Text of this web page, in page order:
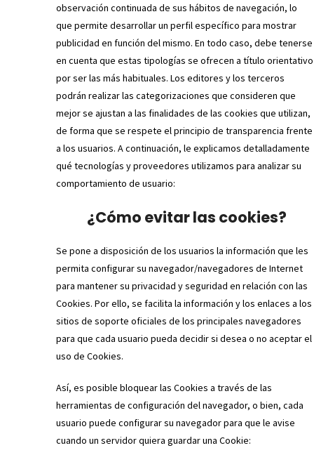
observación continuada de sus hábitos de navegación, lo
que permite desarrollar un perfil específico para mostrar
publicidad en función del mismo. En todo caso, debe tenerse
en cuenta que estas tipologías se ofrecen a título orientativo
por ser las más habituales. Los editores y los terceros
podrán realizar las categorizaciones que consideren que
mejor se ajustan a las finalidades de las cookies que utilizan,
de forma que se respete el principio de transparencia frente
a los usuarios. A continuación, le explicamos detalladamente
qué tecnologías y proveedores utilizamos para analizar su
comportamiento de usuario:
¿Cómo evitar las cookies?
Se pone a disposición de los usuarios la información que les
permita configurar su navegador/navegadores de Internet
para mantener su privacidad y seguridad en relación con las
Cookies. Por ello, se facilita la información y los enlaces a los
sitios de soporte oficiales de los principales navegadores
para que cada usuario pueda decidir si desea o no aceptar el
uso de Cookies.
Así, es posible bloquear las Cookies a través de las
herramientas de configuración del navegador, o bien, cada
usuario puede configurar su navegador para que le avise
cuando un servidor quiera guardar una Cookie: